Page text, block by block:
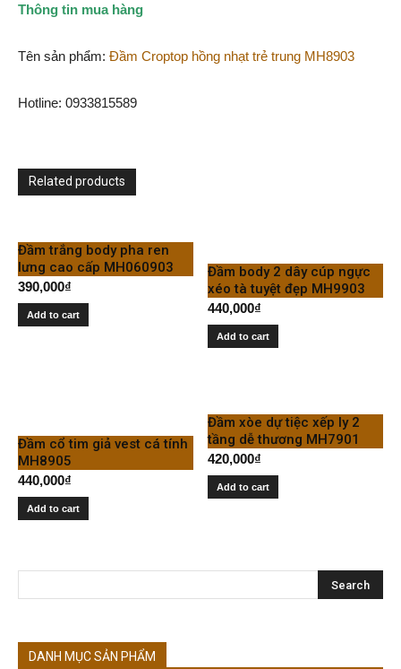
Thông tin mua hàng
Tên sản phẩm: Đầm Croptop hồng nhạt trẻ trung MH8903
Hotline: 0933815589
Related products
Đầm trắng body pha ren
lưng cao cấp MH060903
390,000₫
Add to cart
Đầm body 2 dây cúp ngực
xéo tà tuyệt đẹp MH9903
440,000₫
Add to cart
Đầm cổ tim giả vest cá tính
MH8905
440,000₫
Add to cart
Đầm xòe dự tiệc xếp ly 2
tầng dễ thương MH7901
420,000₫
Add to cart
DANH MỤC SẢN PHẨM